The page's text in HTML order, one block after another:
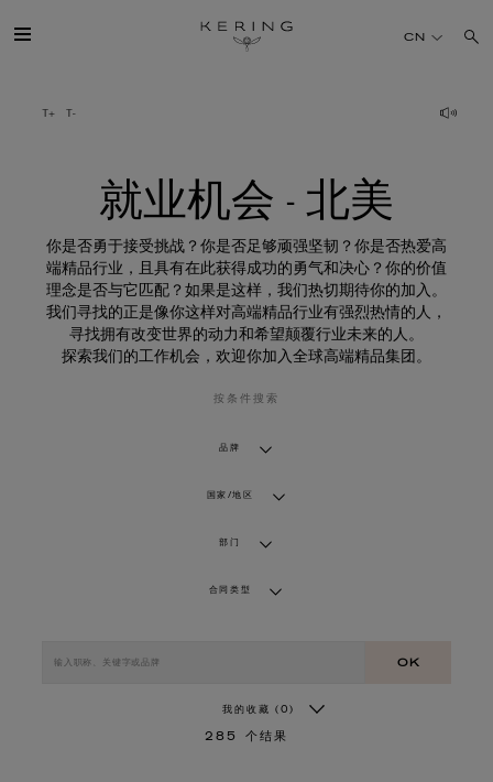
业
机
可持续发展
FINANCE
加入我们
CN
就业机会 - 北美
你是否勇于接受挑战？你是否足够顽强坚韧？你是否热爱高
端精品行业，且具有在此获得成功的勇气和决心？你的价值
理念是否与它匹配？如果是这样，我们热切期待你的加入。
我们寻找的正是像你这样对高端精品行业有强烈热情的人，
寻找拥有改变世界的动力和希望颠覆行业未来的人。
探索我们的工作机会，欢迎你加入全球高端精品集团。
按条件搜索
品牌
国家/地区
部门
合同类型
OK
我的收藏 (0)
285 个结果